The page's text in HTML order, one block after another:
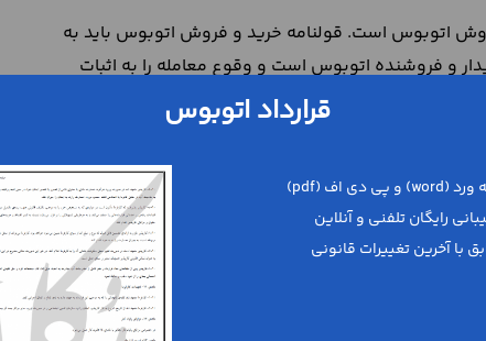
اتوبوس است. قولنامه خرید و فروش اتوبوس باید به
و فروشنده اتوبوس است و وقوع معامله را به اثبات
می‌شود.
امضای مامور رسمی نیز می‌رسد.
اتوبوس چه معنایی دارد؟
قرارداد اتوبوس